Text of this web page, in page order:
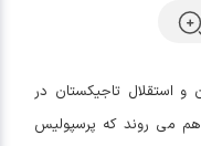
تاجیکستان در
می روند که پرسپولیس